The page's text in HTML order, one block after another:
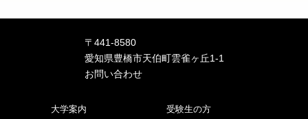
〒441-8580
愛知県豊橋市天伯町雲雀ヶ丘1-1
お問い合わせ
大学案内
受験生の方